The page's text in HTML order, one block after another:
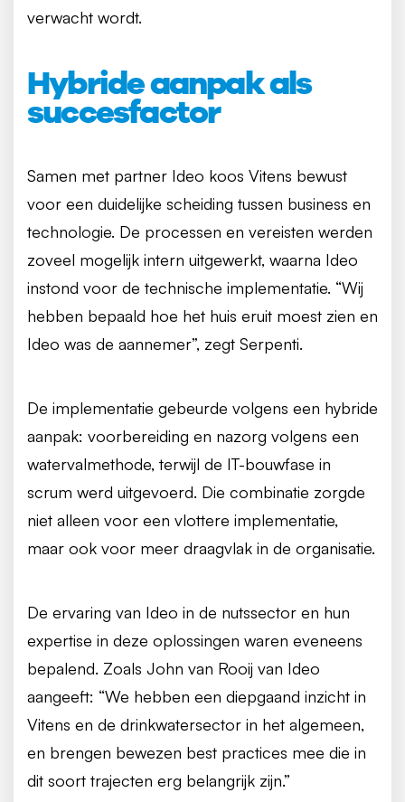
verwacht wordt.
Hybride aanpak als
succesfactor
Samen met partner Ideo koos Vitens bewust
voor een duidelijke scheiding tussen business en
technologie. De processen en vereisten werden
zoveel mogelijk intern uitgewerkt, waarna Ideo
instond voor de technische implementatie. “Wij
hebben bepaald hoe het huis eruit moest zien en
Ideo was de aannemer”, zegt Serpenti.
De implementatie gebeurde volgens een hybride
aanpak: voorbereiding en nazorg volgens een
watervalmethode, terwijl de IT-bouwfase in
scrum werd uitgevoerd. Die combinatie zorgde
niet alleen voor een vlottere implementatie,
maar ook voor meer draagvlak in de organisatie.
De ervaring van Ideo in de nutssector en hun
expertise in deze oplossingen waren eveneens
bepalend. Zoals John van Rooij van Ideo
aangeeft: “We hebben een diepgaand inzicht in
Vitens en de drinkwatersector in het algemeen,
en brengen bewezen best practices mee die in
dit soort trajecten erg belangrijk zijn.”